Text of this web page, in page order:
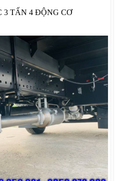
3 TẤN 4 ĐỘNG CƠ